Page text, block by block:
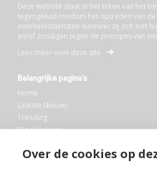
Over de cookies op
Deze website staat in het teken van het
tegengeluid rondom het optreden van
overheidsdiensten wanneer zij zich niet
en/of zondigen tegen de principes van
Lees meer over deze site
Belangrijke pagina’s
Home
Laatste Nieuws
Trending
Blog Maurice
Bibliotheek